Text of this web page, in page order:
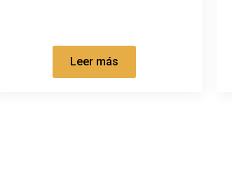
Leer más